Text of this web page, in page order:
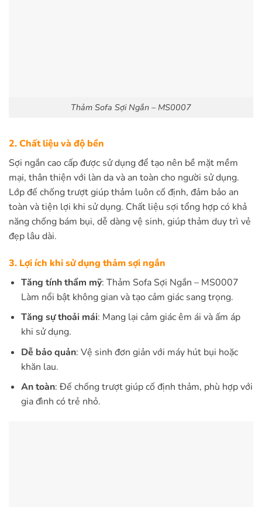
Thảm Sofa Sợi Ngắn – MS0007
2. Chất liệu và độ bền
Sợi ngắn cao cấp được sử dụng để tạo nên bề mặt mềm
mại, thân thiện với làn da và an toàn cho người sử dụng.
Lớp đế chống trượt giúp thảm luôn cố định, đảm bảo an
toàn và tiện lợi khi sử dụng. Chất liệu sợi tổng hợp có khả
năng chống bám bụi, dễ dàng vệ sinh, giúp thảm duy trì vẻ
đẹp lâu dài.
3. Lợi ích khi sử dụng thảm sợi ngắn
Tăng tính thẩm mỹ: Thảm Sofa Sợi Ngắn – MS0007
Làm nổi bật không gian và tạo cảm giác sang trọng.
Tăng sự thoải mái: Mang lại cảm giác êm ái và ấm áp
khi sử dụng.
Dễ bảo quản: Vệ sinh đơn giản với máy hút bụi hoặc
khăn lau.
An toàn: Đế chống trượt giúp cố định thảm, phù hợp với
gia đình có trẻ nhỏ.